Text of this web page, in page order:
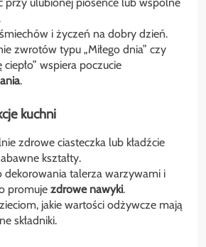
i życzeń na dobry dzień.
zwrotów typu „Miłego dnia” czy
ciepło” wspiera poczucie
.
kuchni
zdrowe ciasteczka lub kładźcie
kształty.
dekorowania talerza warzywami i
promuje zdrowe nawyki.
jakie wartości odżywcze mają
składniki.